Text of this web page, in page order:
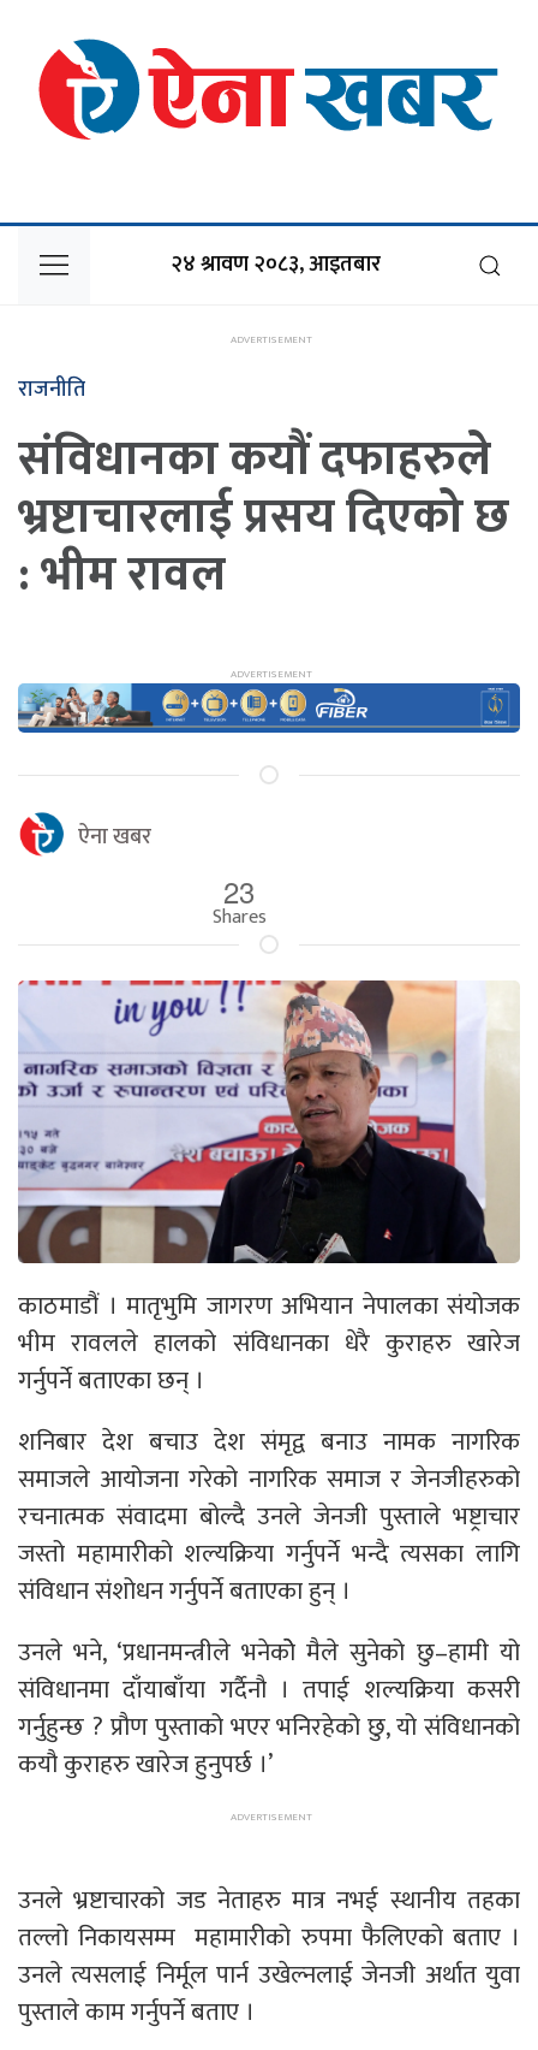
२४ श्रावण २०८३, आइतबार
राजनीति
संविधानका कयौं दफाहरुले
भ्रष्टाचारलाई प्रसय दिएको छ
: भीम रावल
ऐना खबर
23
Shares
काठमाडौं । मातृभुमि जागरण अभियान नेपालका संयोजक
भीम रावलले हालको संविधानका धेरै कुराहरु खारेज
गर्नुपर्ने बताएका छन् ।
शनिबार देश बचाउ देश संमृद्व बनाउ नामक नागरिक
समाजले आयोजना गरेको नागरिक समाज र जेनजीहरुको
रचनात्मक संवादमा बोल्दै उनले जेनजी पुस्ताले भष्ट्राचार
जस्तो महामारीको शल्यक्रिया गर्नुपर्ने भन्दै त्यसका लागि
संविधान संशोधन गर्नुपर्ने बताएका हुन् ।
उनले भने, ‘प्रधानमन्त्रीले भनेकोे मैले सुनेको छु–हामी यो
संविधानमा दाँयाबाँया गर्दैनौ । तपाई शल्यक्रिया कसरी
गर्नुहुन्छ ? प्रौण पुस्ताको भएर भनिरहेको छु, यो संविधानको
कयौ कुराहरु खारेज हुनुपर्छ ।’
उनले भ्रष्टाचारको जड नेताहरु मात्र नभई स्थानीय तहका
तल्लो निकायसम्म महामारीको रुपमा फैलिएको बताए ।
उनले त्यसलाई निर्मूल पार्न उखेल्नलाई जेनजी अर्थात युवा
पुस्ताले काम गर्नुपर्ने बताए ।